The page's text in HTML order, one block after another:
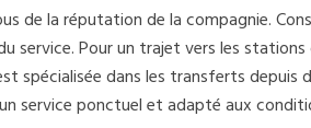
de la réputation de la compagnie.
service. Pour un trajet vers les
spécialisée dans les transferts depuis
service ponctuel et adapté aux